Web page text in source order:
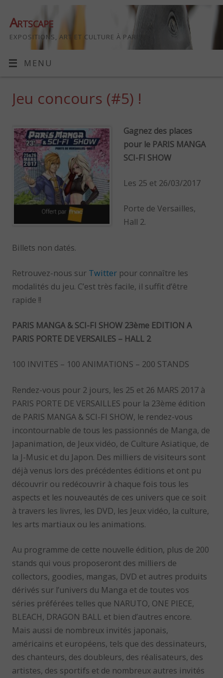
Artscape
EXPOSITIONS, ART ET CULTURE À PARIS
MENU
Jeu concours (#5) !
Gagnez des places
pour le PARIS MANGA
SCI-FI SHOW
Les 25 et 26/03/2017
Porte de Versailles,
Hall 2.
Billets non datés.
Retrouvez-nous sur Twitter pour connaître les
modalités du jeu. C’est très facile, il suffit d’être
rapide !!
PARIS MANGA & SCI-FI SHOW 23ème EDITION A
PARIS PORTE DE VERSAILES – HALL 2
100 INVITES – 100 ANIMATIONS – 200 STANDS
Rendez-vous pour 2 jours, les 25 et 26 MARS 2017 à
PARIS PORTE DE VERSAILLES pour la 23ème édition
de PARIS MANGA & SCI-FI SHOW, le rendez-vous
incontournable de tous les passionnés de Manga, de
Japanimation, de Jeux vidéo, de Culture Asiatique, de
la J-Music et du Japon. Des milliers de visiteurs sont
déjà venus lors des précédentes éditions et ont pu
découvrir ou redécouvrir à chaque fois tous les
aspects et les nouveautés de ces univers que ce soit
à travers les livres, les DVD, les Jeux vidéo, la culture,
les arts martiaux ou les animations.
Au programme de cette nouvelle édition, plus de 200
stands qui vous proposeront des milliers de
collectors, goodies, mangas, DVD et autres produits
dérivés sur l’univers du Manga et de toutes vos
séries préférées telles que NARUTO, ONE PIECE,
BLEACH, DRAGON BALL et bien d’autres encore.
Mais aussi de nombreux invités japonais,
américains et européens, tels que des dessinateurs,
des chanteurs, des doubleurs, des réalisateurs, des
artistes, des sportifs et de nombreux autres invités